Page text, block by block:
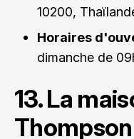
10200,
Horaires
dimanche de
13. La
Thompson